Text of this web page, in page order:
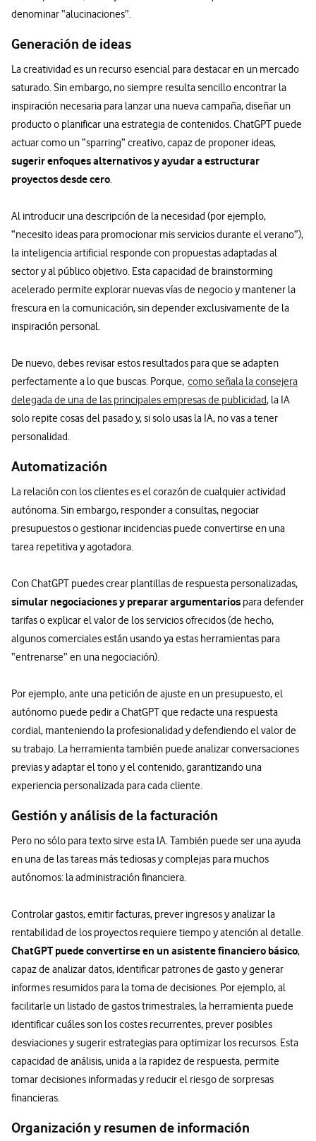
denominar “alucinaciones”.
Generación de ideas
La creatividad es un recurso esencial para destacar en un mercado
saturado. Sin embargo, no siempre resulta sencillo encontrar la
inspiración necesaria para lanzar una nueva campaña, diseñar un
producto o planificar una estrategia de contenidos. ChatGPT puede
actuar como un “sparring” creativo, capaz de proponer ideas,
sugerir enfoques alternativos y ayudar a estructurar
proyectos desde cero.
Al introducir una descripción de la necesidad (por ejemplo,
“necesito ideas para promocionar mis servicios durante el verano”),
la inteligencia artificial responde con propuestas adaptadas al
sector y al público objetivo. Esta capacidad de brainstorming
acelerado permite explorar nuevas vías de negocio y mantener la
frescura en la comunicación, sin depender exclusivamente de la
inspiración personal.
De nuevo, debes revisar estos resultados para que se adapten
perfectamente a lo que buscas. Porque, como señala la consejera
delegada de una de las principales empresas de publicidad, la IA
solo repite cosas del pasado y, si solo usas la IA, no vas a tener
personalidad.
Automatización
La relación con los clientes es el corazón de cualquier actividad
autónoma. Sin embargo, responder a consultas, negociar
presupuestos o gestionar incidencias puede convertirse en una
tarea repetitiva y agotadora.
Con ChatGPT puedes crear plantillas de respuesta personalizadas,
simular negociaciones y preparar argumentarios para defender
tarifas o explicar el valor de los servicios ofrecidos (de hecho,
algunos comerciales están usando ya estas herramientas para
“entrenarse” en una negociación).
Por ejemplo, ante una petición de ajuste en un presupuesto, el
autónomo puede pedir a ChatGPT que redacte una respuesta
cordial, manteniendo la profesionalidad y defendiendo el valor de
su trabajo. La herramienta también puede analizar conversaciones
previas y adaptar el tono y el contenido, garantizando una
experiencia personalizada para cada cliente.
Gestión y análisis de la facturación
Pero no sólo para texto sirve esta IA. También puede ser una ayuda
en una de las tareas más tediosas y complejas para muchos
autónomos: la administración financiera.
Controlar gastos, emitir facturas, prever ingresos y analizar la
rentabilidad de los proyectos requiere tiempo y atención al detalle.
ChatGPT puede convertirse en un asistente financiero básico,
capaz de analizar datos, identificar patrones de gasto y generar
informes resumidos para la toma de decisiones. Por ejemplo, al
facilitarle un listado de gastos trimestrales, la herramienta puede
identificar cuáles son los costes recurrentes, prever posibles
desviaciones y sugerir estrategias para optimizar los recursos. Esta
capacidad de análisis, unida a la rapidez de respuesta, permite
tomar decisiones informadas y reducir el riesgo de sorpresas
financieras.
Organización y resumen de información